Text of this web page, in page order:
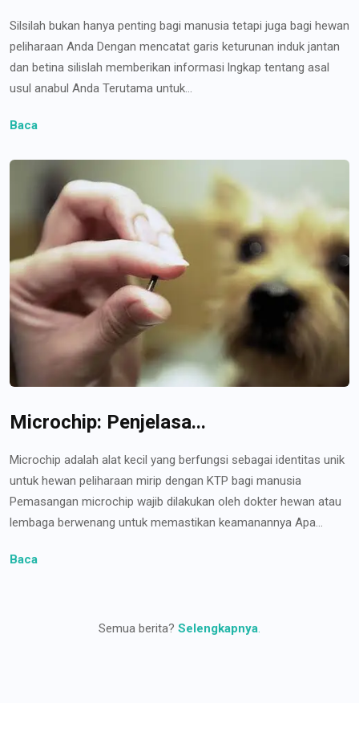
Silsilah bukan hanya penting bagi manusia tetapi juga bagi hewan
peliharaan Anda Dengan mencatat garis keturunan induk jantan
dan betina silislah memberikan informasi lngkap tentang asal
usul anabul Anda Terutama untuk...
Baca
Microchip: Penjelasa...
Microchip adalah alat kecil yang berfungsi sebagai identitas unik
untuk hewan peliharaan mirip dengan KTP bagi manusia
Pemasangan microchip wajib dilakukan oleh dokter hewan atau
lembaga berwenang untuk memastikan keamanannya Apa...
Baca
Semua berita? Selengkapnya.